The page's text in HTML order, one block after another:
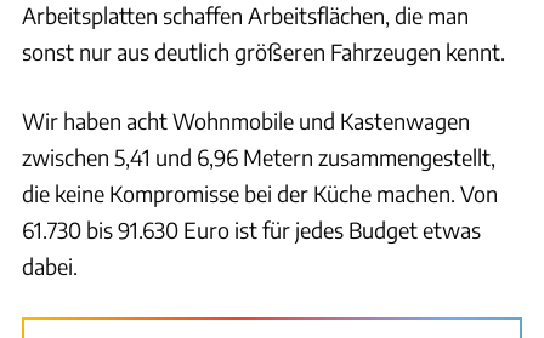
Arbeitsplatten schaffen Arbeitsflächen, die man
sonst nur aus deutlich größeren Fahrzeugen kennt.
Wir haben acht Wohnmobile und Kastenwagen
zwischen 5,41 und 6,96 Metern zusammengestellt,
die keine Kompromisse bei der Küche machen. Von
61.730 bis 91.630 Euro ist für jedes Budget etwas
dabei.